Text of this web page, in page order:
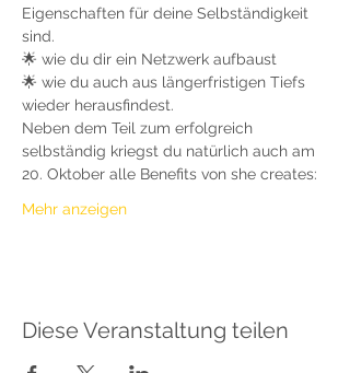
Eigenschaften für deine Selbständigkeit
sind.
🌟 wie du dir ein Netzwerk aufbaust
🌟 wie du auch aus längerfristigen Tiefs
wieder herausfindest.
Neben dem Teil zum erfolgreich
selbständig kriegst du natürlich auch am
20. Oktober alle Benefits von she creates:
Mehr anzeigen
Diese Veranstaltung teilen